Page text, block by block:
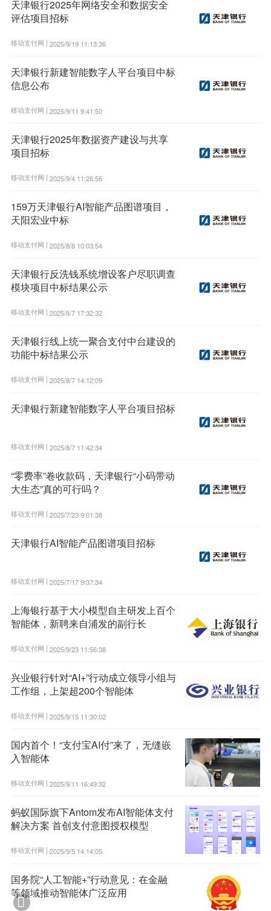
天津银行2025年网络安全和数据安全
评估项目招标
移动支付网 | 2025/9/19 11:13:36
天津银行新建智能数字人平台项目中标
信息公布
移动支付网 | 2025/9/11 9:41:50
天津银行2025年数据资产建设与共享
项目招标
移动支付网 | 2025/9/4 11:26:56
159万天津银行AI智能产品图谱项目，
天阳宏业中标
移动支付网 | 2025/8/8 10:03:54
天津银行反洗钱系统增设客户尽职调查
模块项目中标结果公示
移动支付网 | 2025/8/7 17:32:32
天津银行线上统一聚合支付中台建设的
功能中标结果公示
移动支付网 | 2025/8/7 14:12:09
天津银行新建智能数字人平台项目招标
移动支付网 | 2025/8/7 11:42:34
“零费率”卷收款码，天津银行“小码带动
大生态”真的可行吗？
移动支付网 | 2025/7/23 9:01:38
天津银行AI智能产品图谱项目招标
移动支付网 | 2025/7/17 9:37:34
上海银行基于大小模型自主研发上百个
智能体，新聘来自浦发的副行长
移动支付网 | 2025/9/23 11:56:38
兴业银行针对“AI+”行动成立领导小组与
工作组，上架超200个智能体
移动支付网 | 2025/9/15 11:30:02
国内首个！“支付宝AI付”来了，无缝嵌
入智能体
移动支付网 | 2025/9/11 16:49:32
蚂蚁国际旗下Antom发布AI智能体支付
解决方案 首创支付意图授权模型
移动支付网 | 2025/9/5 14:14:05
国务院“人工智能+”行动意见：在金融
等领域推动智能体广泛应用
